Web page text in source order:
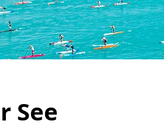
See